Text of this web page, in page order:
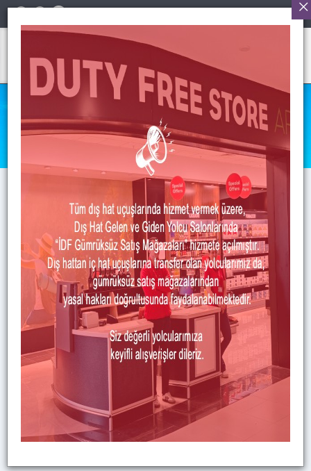
UÇUŞ ÖNCESİ
Şehir İçi Servisler ve Araç Kiralama
ŞEHİR İÇİ SERVİSLER VE
ARAÇ KİRALAMA
Zafer Havalimanı – Kütahya Servisi
Zafer Havalimanı Tüm Uçuşlarında Kütahya merkez – Zafer
Havalimanı servisi bulunmaktadır.
Tüm Dış Hat uçuşlarında rezervasyonlu çalışmaktadır.